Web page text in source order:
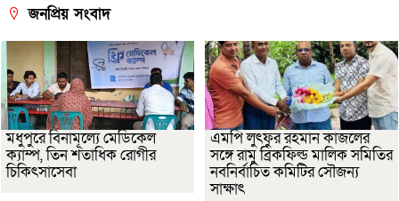
জনপ্রিয় সংবাদ
মধুপুরে বিনামূল্যে মেডিকেল
ক্যাম্প, তিন শতাধিক রোগীর
চিকিৎসাসেবা
এমপি লুৎফুর রহমান কাজলের
সঙ্গে রামু ব্রিকফিল্ড মালিক সমিতির
নবনির্বাচিত কমিটির সৌজন্য
সাক্ষাৎ